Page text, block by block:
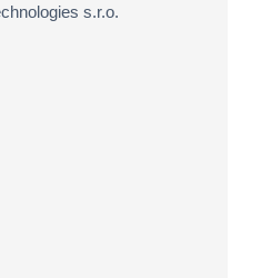
s.r.o.